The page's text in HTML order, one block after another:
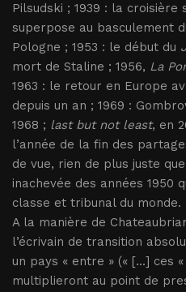
Pilsudski ; 1939 : la croisière
superpose au basculement
Pologne ; 1953 : le début du
mort de Staline ; 1956, La
1963 : le retour en Europe
depuis un an ; 1969 :
1968 ; last but not least, en
l’année de la fin des
de vue, rien de plus juste que
inachevée des années 1950
classe et tribunal du monde.
A la manière de
l’écrivain de transition
un pays « entre » (« [...] ces
multiplieront au point de